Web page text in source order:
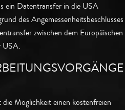
ein Datentransfer in die USA
des Angemessenheitsbeschlusses
zwischen dem Europäischen
USA.
Möglichkeit einen kostenfreien